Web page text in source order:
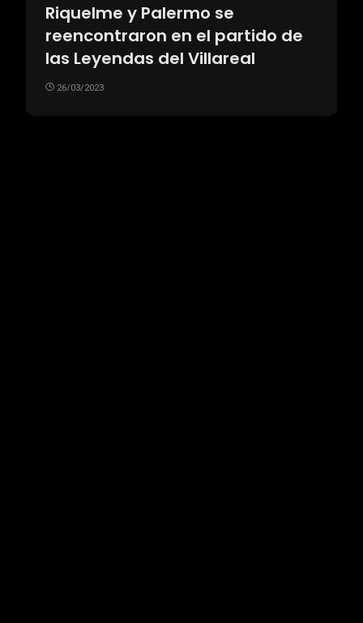
Riquelme y Palermo se
reencontraron en el partido de
las Leyendas del Villareal
26/03/2023